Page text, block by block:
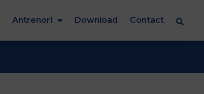
Antrenori Download Contact